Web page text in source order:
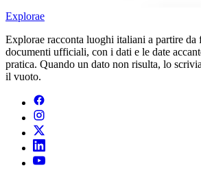
Explorae
Explorae racconta luoghi italiani a partire da
documenti ufficiali, con i dati e le date
pratica. Quando un dato non risulta, lo
il vuoto.